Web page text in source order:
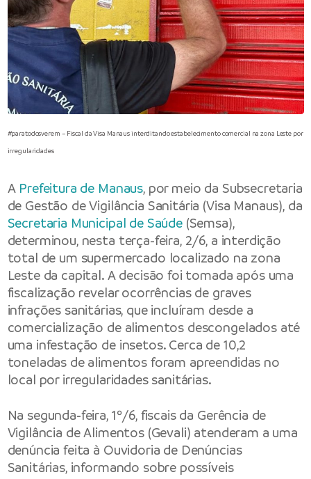
#paratodosverem – Fiscal da Visa Manaus interditando estabelecimento comercial na zona Leste por
irregularidades
A Prefeitura de Manaus, por meio da Subsecretaria
de Gestão de Vigilância Sanitária (Visa Manaus), da
Secretaria Municipal de Saúde(Semsa),
determinou, nesta terça-feira, 2/6, a interdição
total de um supermercado localizado na zona
Leste da capital. A decisão foi tomada após uma
fiscalização revelar ocorrências de graves
infrações sanitárias, que incluíram desde a
comercialização de alimentos descongelados até
uma infestação de insetos. Cerca de 10,2
toneladas de alimentos foram apreendidas no
local por irregularidades sanitárias.
Na segunda-feira, 1º/6, fiscais da Gerência de
Vigilância de Alimentos (Gevali) atenderam a uma
denúncia feita à Ouvidoria de Denúncias
Sanitárias, informando sobre possíveis